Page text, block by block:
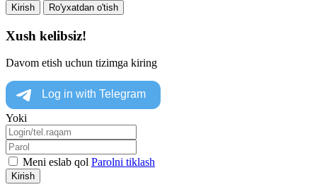
Kirish Ro'yxatdan o'tish
Xush kelibsiz!
Davom etish uchun tizimga kiring
Yoki
Meni eslab qol Parolni tiklash
Kirish